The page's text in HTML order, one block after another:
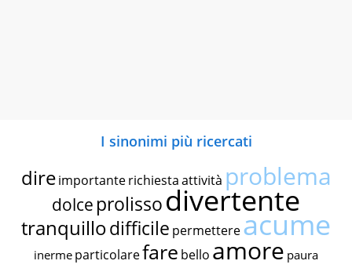
I sinonimi più ricercati
dire importante richiestaattività problema
dolce prolissodivertente
tranquillodifficile permettereacume
inerme particolarefare bello amore paura